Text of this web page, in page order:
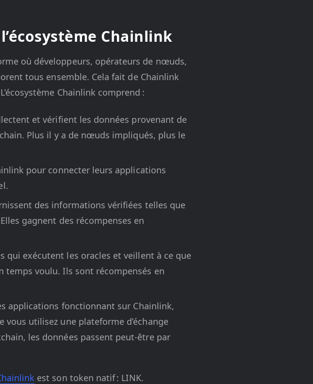
Chainlink
où développeurs, opérateurs de nœuds,
tous ensemble. Cela fait de Chainlink
Chainlink comprend :
et vérifient les données provenant de
Plus il y a de nœuds impliqués, plus le
pour connecter leurs applications
des informations vérifiées telles que
gagnent des récompenses en
exécutent les oracles et veillent à ce que
temps voulu. Ils sont récompensés en
applications fonctionnant sur Chainlink,
vous utilisez une plateforme d’échange
les données passent peut-être par
est son token natif : LINK.